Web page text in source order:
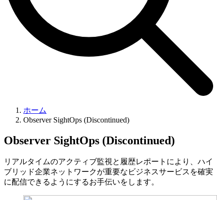
ホーム
Observer SightOps (Discontinued)
Observer SightOps (Discontinued)
リアルタイムのアクティブ監視と履歴レポートにより、ハイ
ブリッド企業ネットワークが重要なビジネスサービスを確実
に配信できるようにするお手伝いをします。